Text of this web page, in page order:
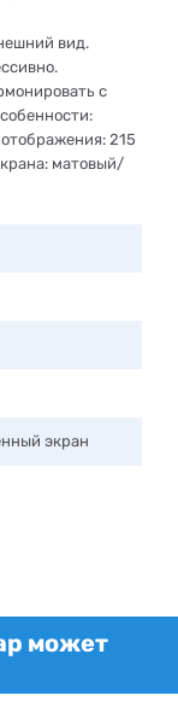
вид.
с
215
матовый/
экран
может